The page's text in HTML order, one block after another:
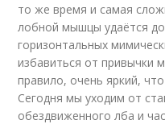
то же время и самая
лобной мышцы удаётся
горизонтальных
избавиться от привычки
правило, очень яркий,
Сегодня мы уходим от
обездвиженного лба и